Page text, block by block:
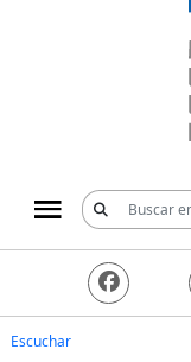
Escuchar